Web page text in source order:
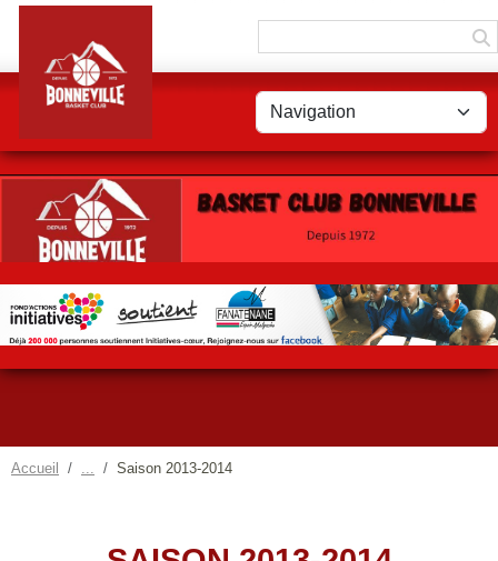
Accueil Saison 2013-2014